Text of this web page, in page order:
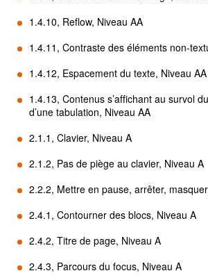
1.4.10, Reflow, Niveau AA
1.4.11, Contraste des éléments non-
1.4.12, Espacement du texte, Niveau AA
1.4.13, Contenus s’affichant au survol
d’une tabulation, Niveau AA
2.1.1, Clavier, Niveau A
2.1.2, Pas de piège au clavier, Niveau A
2.2.2, Mettre en pause, arrêter,
2.4.1, Contourner des blocs, Niveau A
2.4.2, Titre de page, Niveau A
2.4.3, Parcours du focus, Niveau A